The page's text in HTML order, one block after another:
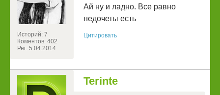
Историй: 7
Коментов: 402
Рег: 5.04.2014
Ай ну и ладно. Все равно
недочеты есть
Цитировать
Terinte